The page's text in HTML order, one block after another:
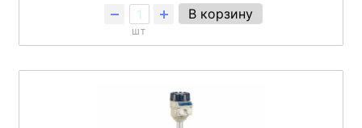
шт
В корзину